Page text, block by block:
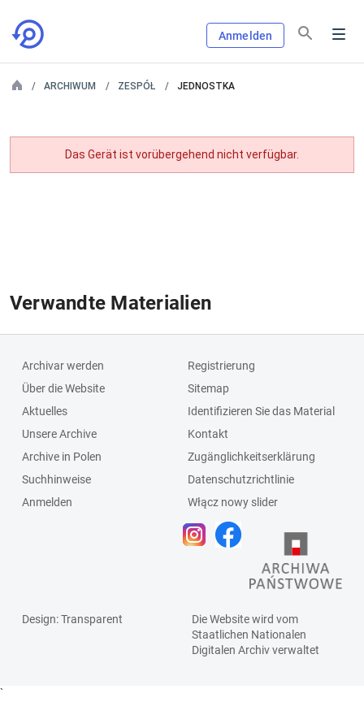
Anmelden
ARCHIWUM ZESPÓŁ JEDNOSTKA
Das Gerät ist vorübergehend nicht verfügbar.
Verwandte Materialien
Archivar werden
Über die Website
Aktuelles
Unsere Archive
Archive in Polen
Suchhinweise
Anmelden
Registrierung
Sitemap
Identifizieren Sie das Material
Kontakt
Zugänglichkeitserklärung
Datenschutzrichtlinie
Włącz nowy slider
Design: Transparent
Die Website wird vom
Staatlichen Nationalen
Digitalen Archivverwaltet
`